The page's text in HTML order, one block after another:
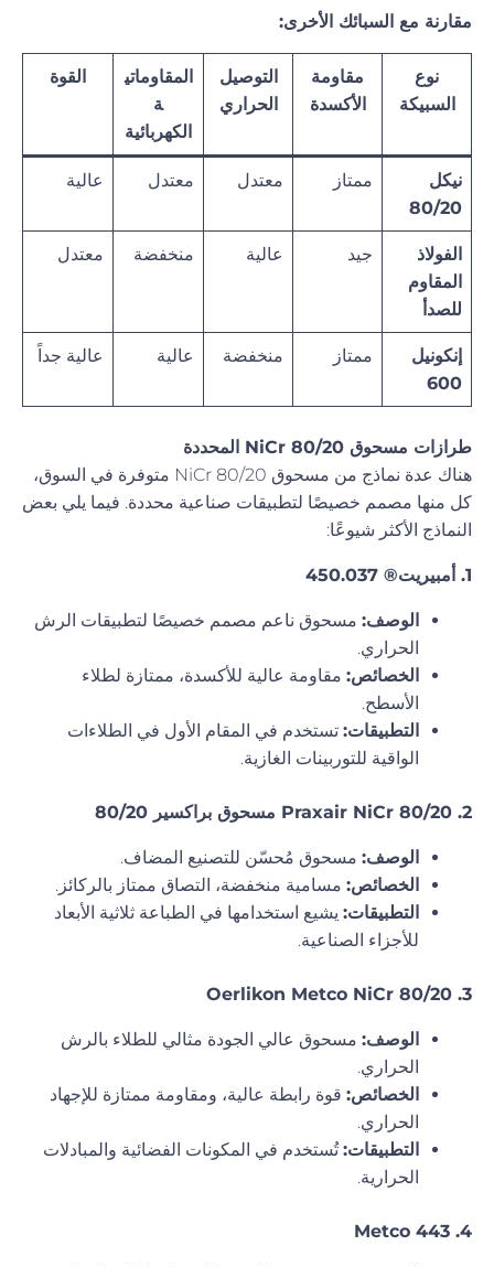
مقارنة مع السبائك الأخرى:
نوع
السبيكة
مقاومة
الأكسدة
التوصيل
الحراري
المقاوماتي
ة
الكهربائية
القوة
نيكل
80/20
ممتاز معتدل معتدل عالية
الفولاذ
المقاوم
للصدأ
جيد عالية منخفضة معتدل
إنكونيل
600
ممتاز منخفضة عالية عالية جداً
طرازات مسحوق NiCr 80/20 المحددة
هناك عدة نماذج من مسحوق NiCr 80/20 متوفرة في السوق،
كل منها مصمم خصيصًا لتطبيقات صناعية محددة. فيما يلي بعض
النماذج الأكثر شيوعًا:
1. أمبيريت® 450.037
الوصف:مسحوق ناعم مصمم خصيصًا لتطبيقات الرش
الحراري.
الخصائص:مقاومة عالية للأكسدة، ممتازة لطلاء
الأسطح.
التطبيقات:تستخدم في المقام الأول في الطلاءات
الواقية للتوربينات الغازية.
2. Praxair NiCr 80/20 مسحوق براكسير 80/20
الوصف:مسحوق مُحسّن للتصنيع المضاف.
الخصائص:مسامية منخفضة، التصاق ممتاز بالركائز.
التطبيقات:يشيع استخدامها في الطباعة ثلاثية الأبعاد
للأجزاء الصناعية.
3. Oerlikon Metco NiCr 80/20
الوصف:مسحوق عالي الجودة مثالي للطلاء بالرش
الحراري.
الخصائص:قوة رابطة عالية، ومقاومة ممتازة للإجهاد
الحراري.
التطبيقات:تُستخدم في المكونات الفضائية والمبادلات
الحرارية.
4. Metco 443